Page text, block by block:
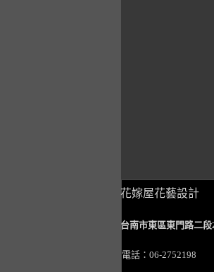
花嫁屋花藝設計
台南市東區東門路二段
電話：06-2752198